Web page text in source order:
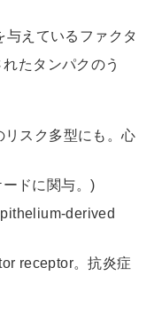
与えているファクタ
たタンパクのう
スク多型にも。心
ドに関与。)
derived
receptor。抗炎症